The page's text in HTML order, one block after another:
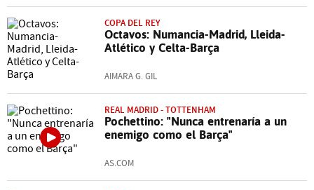
COPA DEL REY
Octavos: Numancia-Madrid, Lleida-
Atlético y Celta-Barça
AIMARA G. GIL
REAL MADRID - TOTTENHAM
Pochettino: "Nunca entrenaría a un
enemigo como el Barça"
AS.COM